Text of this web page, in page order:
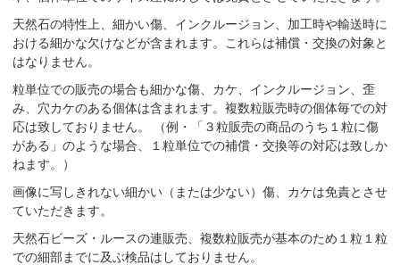
天然石の特性上、細かい傷、インクルージョン、加工時や輸送時に
おける細かな欠けなどが含まれます。これらは補償・交換の対象と
はなりません。
粒単位での販売の場合も細かな傷、カケ、インクルージョン、歪
み、穴カケのある個体は含まれます。複数粒販売時の個体毎での対
応は致しておりません。 （例・「３粒販売の商品のうち１粒に傷
がある」のような場合、１粒単位での補償・交換等の対応は致しか
ねます。）
画像に写しきれない細かい（または少ない）傷、カケは免責とさせ
ていただきます。
天然石ビーズ・ルースの連販売、複数粒販売が基本のため１粒１粒
での細部までに及ぶ検品はしておりません。